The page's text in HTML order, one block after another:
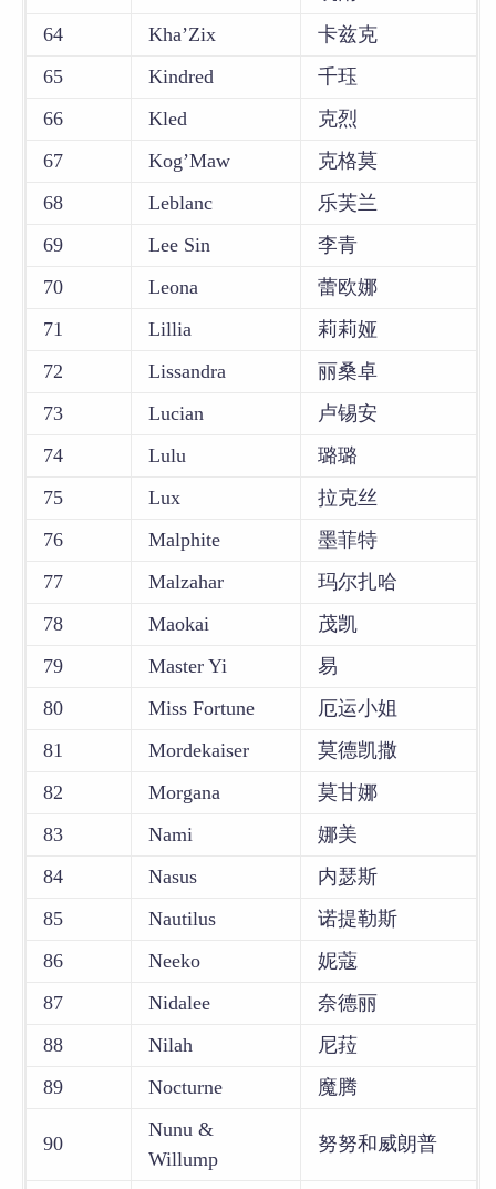
64
Kha’Zix
卡兹克
65
Kindred
千珏
66
Kled
克烈
67
Kog’Maw
克格莫
68
Leblanc
乐芙兰
69
Lee Sin
李青
70
Leona
蕾欧娜
71
Lillia
莉莉娅
72
Lissandra
丽桑卓
73
Lucian
卢锡安
74
Lulu
璐璐
75
Lux
拉克丝
76
Malphite
墨菲特
77
Malzahar
玛尔扎哈
78
Maokai
茂凯
79
Master Yi
易
80
Miss Fortune
厄运小姐
81
Mordekaiser
莫德凯撒
82
Morgana
莫甘娜
83
Nami
娜美
84
Nasus
内瑟斯
85
Nautilus
诺提勒斯
86
Neeko
妮蔻
87
Nidalee
奈德丽
88
Nilah
尼菈
89
Nocturne 魔腾
90
Nunu &
Willump
努努和威朗普